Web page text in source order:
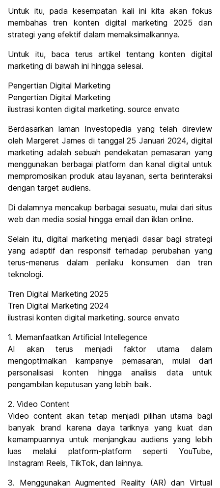
Untuk itu, pada kesempatan kali ini kita akan fokus
membahas tren konten digital marketing 2025 dan
strategi yang efektif dalam memaksimalkannya.
Untuk itu, baca terus artikel tentang konten digital
marketing di bawah ini hingga selesai.
Pengertian Digital Marketing
Pengertian Digital Marketing
ilustrasi konten digital marketing. source envato
Berdasarkan laman Investopedia yang telah direview
oleh Margeret James di tanggal 25 Januari 2024, digital
marketing adalah sebuah pendekatan pemasaran yang
menggunakan berbagai platform dan kanal digital untuk
mempromosikan produk atau layanan, serta berinteraksi
dengan target audiens.
Di dalamnya mencakup berbagai sesuatu, mulai dari situs
web dan media sosial hingga email dan iklan online.
Selain itu, digital marketing menjadi dasar bagi strategi
yang adaptif dan responsif terhadap perubahan yang
terus-menerus dalam perilaku konsumen dan tren
teknologi.
Tren Digital Marketing 2025
Tren Digital Marketing 2024
ilustrasi konten digital marketing. source envato
1. Memanfaatkan Artificial Intellegence
AI akan terus menjadi faktor utama dalam
mengoptimalkan kampanye pemasaran, mulai dari
personalisasi konten hingga analisis data untuk
pengambilan keputusan yang lebih baik.
2. Video Content
Video content akan tetap menjadi pilihan utama bagi
banyak brand karena daya tariknya yang kuat dan
kemampuannya untuk menjangkau audiens yang lebih
luas melalui platform-platform seperti YouTube,
Instagram Reels, TikTok, dan lainnya.
3. Menggunakan Augmented Reality (AR) dan Virtual